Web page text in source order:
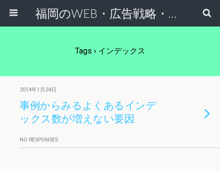
福岡のWEB・広告戦略・ネット集客コンサルのスケールフリーネットワーク
Tags › インデックス
2014年1月24日
事例からみるよくあるインデ
ックス数が増えない要因
NO RESPONSES